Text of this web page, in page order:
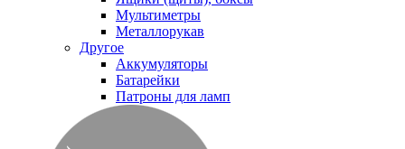
Мультиметры
Металлорукав
Другое
Аккумуляторы
Батарейки
Патроны для ламп